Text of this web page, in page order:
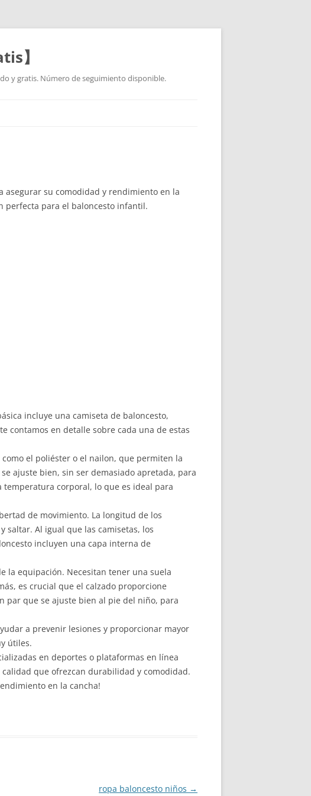
】
y gratis. Número de seguimiento disponible.
asegurar su comodidad y rendimiento en la
perfecta para el baloncesto infantil.
incluye una camiseta de baloncesto,
contamos en detalle sobre cada una de estas
el poliéster o el nailon, que permiten la
ajuste bien, sin ser demasiado apretada, para
corporal, lo que es ideal para
de movimiento. La longitud de los
Al igual que las camisetas, los
incluyen una capa interna de
la equipación. Necesitan tener una suela
es crucial que el calzado proporcione
par que se ajuste bien al pie del niño, para
a prevenir lesiones y proporcionar mayor
útiles.
en deportes o plataformas en línea
que ofrezcan durabilidad y comodidad.
en la cancha!
ropa baloncesto niños →